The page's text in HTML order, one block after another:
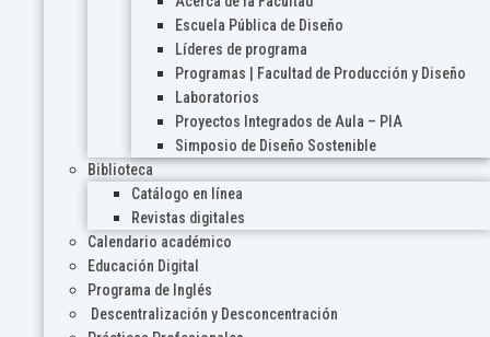
Escuela Pública de Diseño
Líderes de programa
Programas | Facultad de Producción y Diseño
Laboratorios
Proyectos Integrados de Aula – PIA
Simposio de Diseño Sostenible
Biblioteca
Catálogo en línea
Revistas digitales
Calendario académico
Educación Digital
Programa de Inglés
Descentralización y Desconcentración